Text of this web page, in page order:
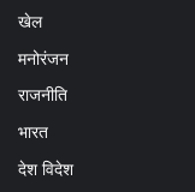
खेल
मनोरंजन
राजनीति
भारत
देश विदेश